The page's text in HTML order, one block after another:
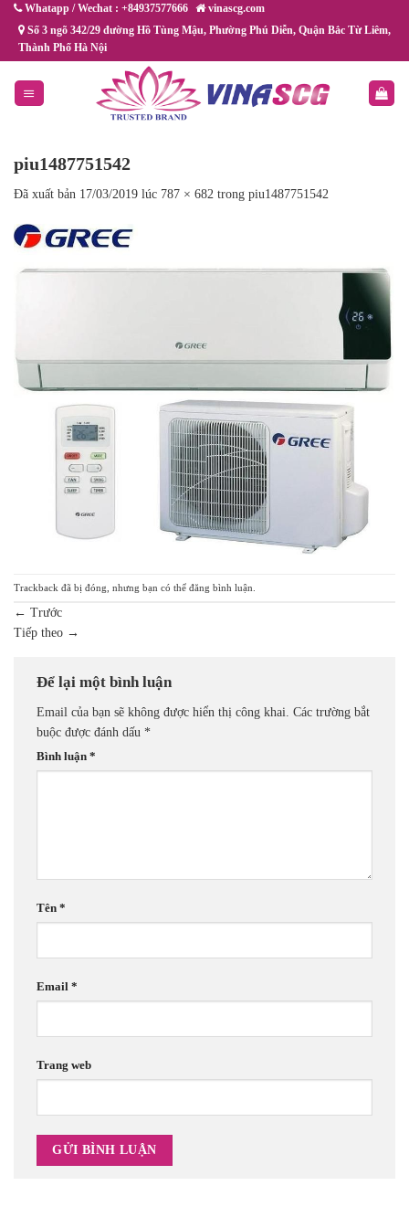
ChuyểnWhatapp / Wechat : +84937577666
vinascg.com
Số 3 ngõ 342/29 đường Hồ Tùng Mậu, Phường Phú Diễn, Quận Bắc Từ Liêm,
Thành Phố Hà Nội
piu1487751542
Đã xuất bản 17/03/2019 lúc 787 × 682 trong piu1487751542
Trackback đã bị đóng, nhưng bạn có thể đăng bình luận
← Trước
Tiếp theo →
Để lại một bình luận
Email của bạn sẽ không được hiển thị công khai. Các trường bắt
buộc được đánh dấu *
Bình luận *
Tên *
Email *
Trang web